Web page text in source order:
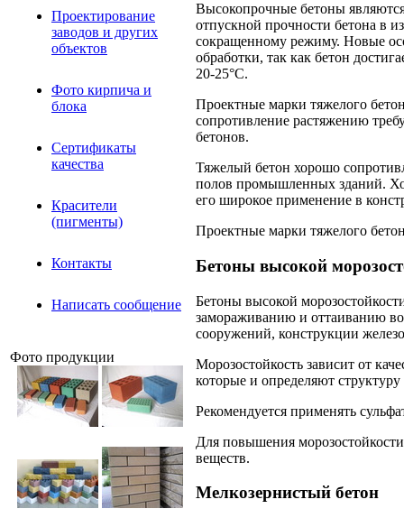
Проектирование
заводов и других
объектов
Фото кирпича и
блока
Сертификаты
качества
Красители
(пигменты)
Контакты
Написать сообщение
Фото продукции
Высокопрочные бетоны
отпускной прочности бетона в
сокращенному режиму. Новые
обработки, так как бетон
20-25°С.
Проектные марки тяжелого
сопротивление растяжению
бетонов.
Тяжелый бетон хорошо
полов промышленных зданий.
его широкое применение в
Проектные марки тяжелого
Бетоны высокой
Бетоны высокой
замораживанию и оттаиванию
сооружений, конструкции
Морозостойкость зависит от
которые и определяют структуру
Рекомендуется применять
Для повышения
веществ.
Мелкозернистый бетон